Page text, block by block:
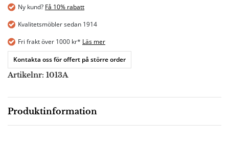
Ny kund? Få 10% rabatt
Kvalitetsmöbler sedan 1914
Fri frakt över 1000 kr* Läs mer
Kontakta oss för offert på större order
Artikelnr: 1013A
Produktinformation